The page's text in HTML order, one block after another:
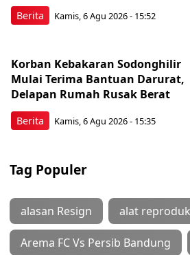
Berita Kamis, 6 Agu 2026 - 15:52
Berita
Korban Kebakaran Sodonghilir
Mulai Terima Bantuan Darurat,
Delapan Rumah Rusak Berat
Kamis, 6 Agu 2026 - 15:35
Tag Populer
alasan Resign alat
Arema FC Vs Persib Bandung